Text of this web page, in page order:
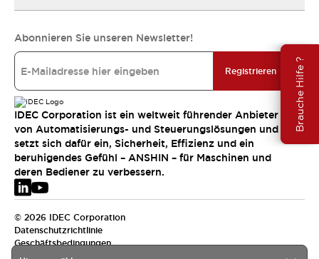
Brauche Hilfe ?
Abonnieren Sie unseren Newsletter!
Registrieren
IDEC Corporation ist ein weltweit führender Anbieter
von Automatisierungs- und Steuerungslösungen und
setzt sich dafür ein, Sicherheit, Effizienz und ein
beruhigendes Gefühl – ANSHIN – für Maschinen und
deren Bediener zu verbessern.
© 2026 IDEC Corporation
Datenschutzrichtlinie
Geschäftsbedingungen